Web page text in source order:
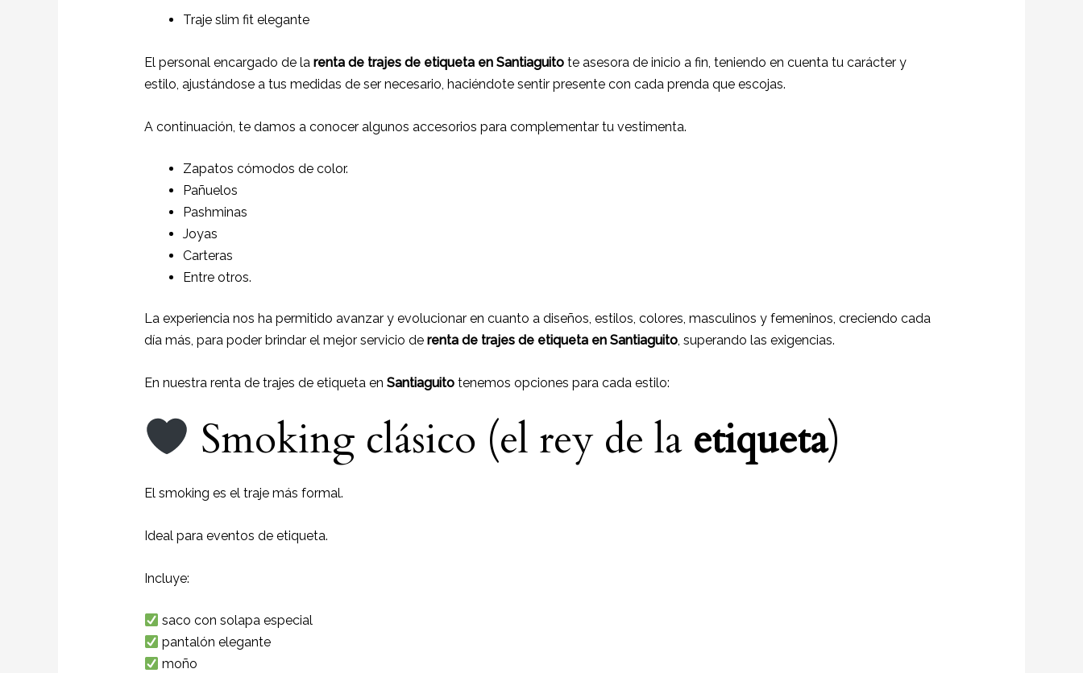
Traje slim fit elegante
El personal encargado de larenta de trajes de etiqueta en Santiaguitote asesora de inicio a fin, teniendo en cuenta tu carácter y
estilo, ajustándose a tus medidas de ser necesario, haciéndote sentir presente con cada prenda que escojas.
A continuación, te damos a conocer algunos accesorios para complementar tu vestimenta.
Zapatos cómodos de color.
Pañuelos
Pashminas
Joyas
Carteras
Entre otros.
La experiencia nos ha permitido avanzar y evolucionar en cuanto a diseños, estilos, colores, masculinos y femeninos, creciendo cada
día más, para poder brindar el mejor servicio de renta de trajes de etiqueta en Santiaguito, superando las exigencias.
En nuestra renta de trajes de etiqueta en Santiaguito tenemos opciones para cada estilo:
Smoking clásico (el rey de la etiqueta)
El smoking es el traje más formal.
Ideal para eventos de etiqueta.
Incluye:
saco con solapa especial
pantalón elegante
moño